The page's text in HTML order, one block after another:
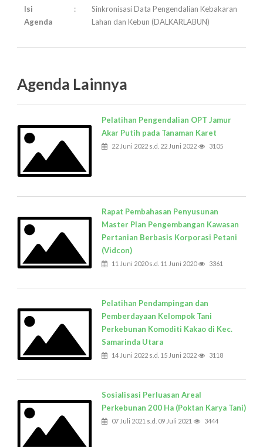
Isi
Agenda
:
Sinkronisasi Data Pengendalian Kebakaran
Lahan dan Kebun (DALKARLABUN)
Agenda Lainnya
Pelatihan Pengendalian OPT Jamur
Akar Putih pada Tanaman Karet
22 Juni 2022 s.d. 22 Juni 2022 3105
Rapat Pembahasan Penyusunan
Master Plan Pengembangan Kawasan
Pertanian Berbasis Korporasi Petani
(Vidcon)
11 Juni 2020 s.d. 11 Juni 2020 3361
Pelatihan Pendampingan dan
Pemberdayaan Kelompok Tani
Perkebunan Komoditi Kakao di Kec.
Samarinda Utara
14 Juni 2022 s.d. 15 Juni 2022 3118
Sosialisasi Perluasan Areal
Perkebunan 200 Ha (Poktan Karya Tani)
07 Juli 2021 s.d. 09 Juli 2021 3444